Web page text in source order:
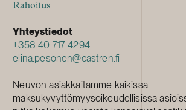
Rahoitus
Yhteystiedot
+358 40 717 4294
elina.pesonen@castren.fi
Neuvon asiakkaitamme kaikissa
maksukyvyttömyysoikeudellisissa